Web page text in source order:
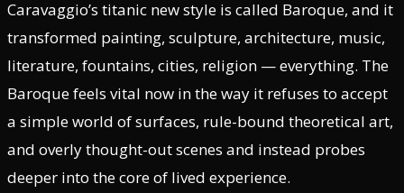
Caravaggio’s titanic new style is called Baroque, and it
transformed painting, sculpture, architecture, music,
literature, fountains, cities, religion — everything. The
Baroque feels vital now in the way it refuses to accept
a simple world of surfaces, rule-bound theoretical art,
and overly thought-out scenes and instead probes
deeper into the core of lived experience.